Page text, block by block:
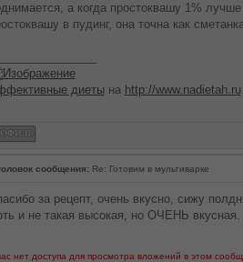
а когда простоквашу 1%
в пудинг, она точна как
диетына http://www.nadietah.ru
сообщения:Re: Готовим в мультиварке
за рецепт, очень вкусно, сижу
и не такая высокая, но ОЧЕНЬ вкусная.
нет доступа для просмотра вложений в этом